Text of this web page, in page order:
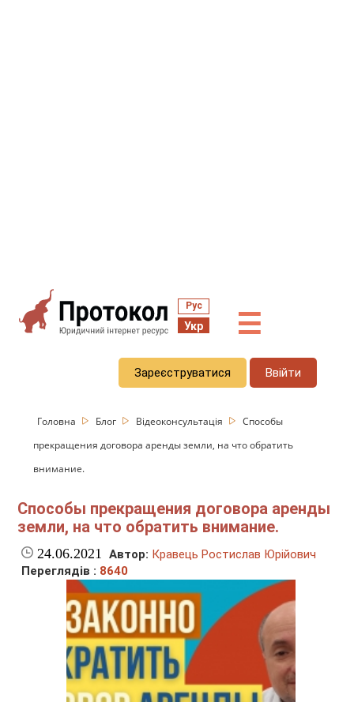
Рус
Укр ☰
Зареєструватися Ввійти
Головна Блог Відеоконсультація
Способы
прекращения договора аренды земли, на что обратить
внимание.
Способы прекращения договора аренды
земли, на что обратить внимание.
24.06.2021 Автор: Кравець Ростислав Юрійович
Переглядів : 8640